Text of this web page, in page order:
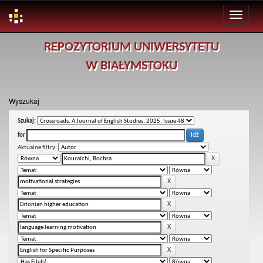
REPOZYTORIUM UNIWERSYTETU
W BIAŁYMSTOKU
Wyszukaj
Szukaj:
for
Aktualne filtry: